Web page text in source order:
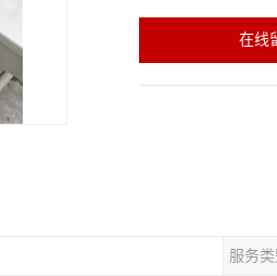
在线
服务类